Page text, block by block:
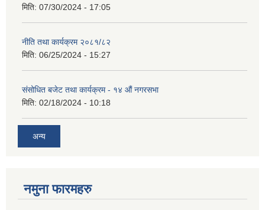
मिति: 07/30/2024 - 17:05
नीति तथा कार्यक्रम २०८१/८२
मिति: 06/25/2024 - 15:27
संसोधित बजेट तथा कार्यक्रम - १४ औं नगरसभा
मिति: 02/18/2024 - 10:18
अन्य
नमुना फारमहरु